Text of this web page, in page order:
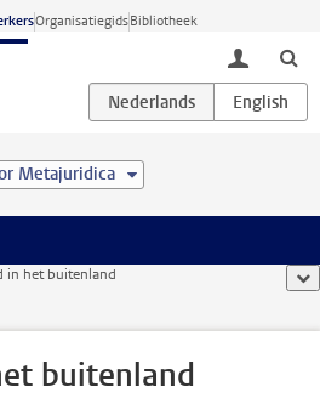
OrganisatiegidsBibliotheek
toggle
Metajuridica
in het buitenland
buitenland